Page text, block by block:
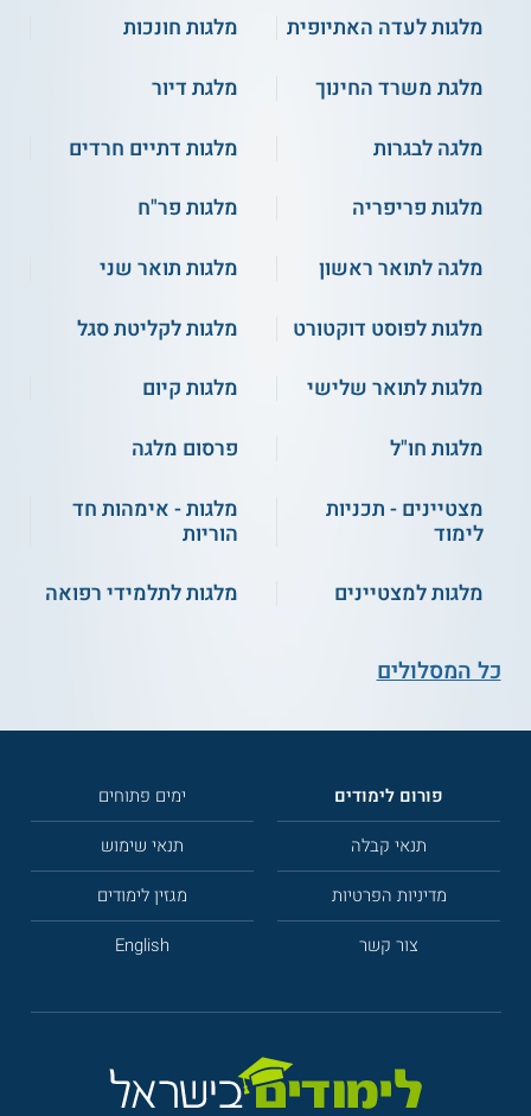
מלגות לעדה האתיופית
מלגות חונכות
מלגת משרד החינוך
מלגת דיור
מלגה לבגרות
מלגות דתיים חרדים
מלגות פריפריה
מלגות פר"ח
מלגה לתואר ראשון
מלגות תואר שני
מלגות לפוסט דוקטורט
מלגות לקליטת סגל
מלגות לתואר שלישי
מלגות קיום
מלגות חו"ל
פרסום מלגה
מצטיינים - תכניות
לימוד
מלגות - אימהות חד
הוריות
מלגות למצטיינים
מלגות לתלמידי רפואה
כל המסלולים
פורום לימודים
ימים פתוחים
תנאי קבלה
תנאי שימוש
מדיניות הפרטיות
מגזין לימודים
צור קשר
English